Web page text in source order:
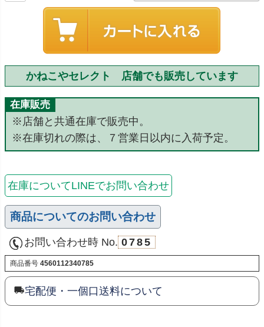
かねこやセレクト 店舗でも販売しています
在庫販売
※店舗と共通在庫で販売中。
※在庫切れの際は、７営業日以内に入荷予定。
在庫についてLINEでお問い合わせ
商品についてのお問い合わせ
お問い合わせ時 No. 0785
商品番号 4560112340785
宅配便・一個口送料について